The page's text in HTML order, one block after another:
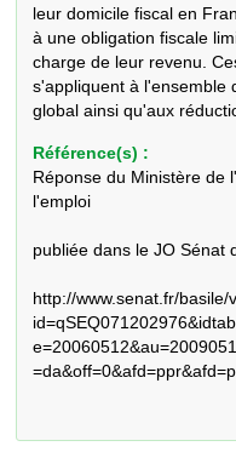
leur domicile fiscal en
à une obligation fiscale
charge de leur revenu.
s'appliquent à l'ensemble
global ainsi qu'aux
Référence(s) :
Réponse du Ministère de
l'emploi
publiée dans le JO Sénat
http://www.senat.fr/basile/